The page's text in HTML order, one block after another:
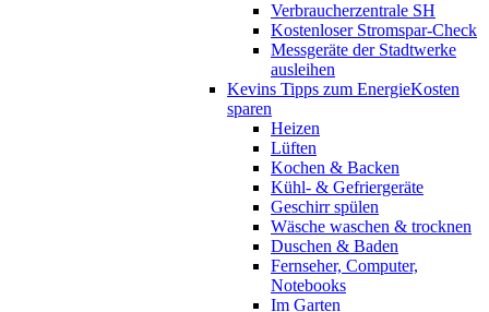
Verbraucherzentrale SH
Kostenloser Stromspar-Check
Messgeräte der Stadtwerke
ausleihen
Kevins Tipps zum EnergieKosten
sparen
Heizen
Lüften
Kochen & Backen
Kühl- & Gefriergeräte
Geschirr spülen
Wäsche waschen & trocknen
Duschen & Baden
Fernseher, Computer,
Notebooks
Im Garten